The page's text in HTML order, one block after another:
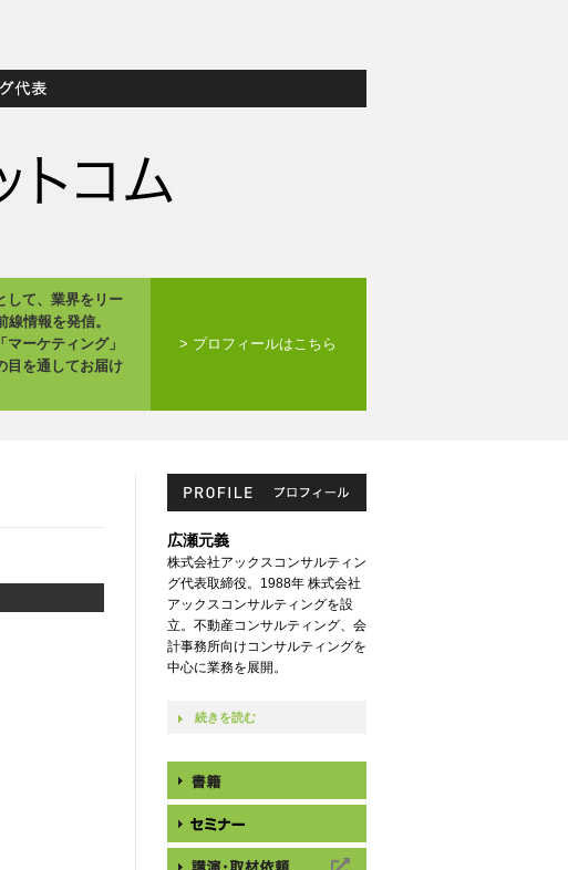
して、業界をリー
情報を発信。
ーケティング」
目を通してお届け
> プロフィールはこちら
広瀬元義
株式会社アックスコンサルティン
グ代表取締役。1988年 株式会社
アックスコンサルティングを設
立。不動産コンサルティング、会
計事務所向けコンサルティングを
中心に業務を展開。
続きを読む